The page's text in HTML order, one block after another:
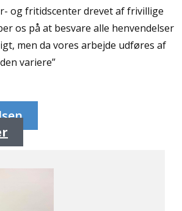
og fritidscenter drevet af frivillige
os på at besvare alle henvendelser
men da vores arbejde udføres af
variere”